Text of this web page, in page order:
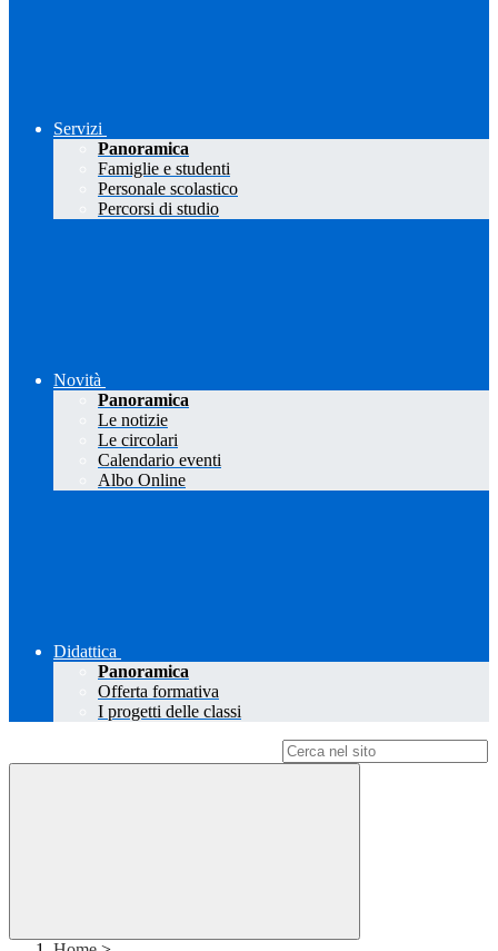
Servizi
Panoramica
Famiglie e studenti
Personale scolastico
Percorsi di studio
Novità
Panoramica
Le notizie
Le circolari
Calendario eventi
Albo Online
Didattica
Panoramica
Offerta formativa
I progetti delle classi